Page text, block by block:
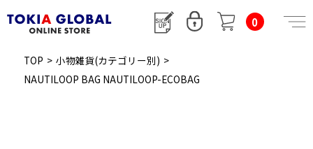
0
TOP > 小物雑貨(カテゴリー別) >
NAUTILOOP BAG NAUTILOOP-ECOBAG